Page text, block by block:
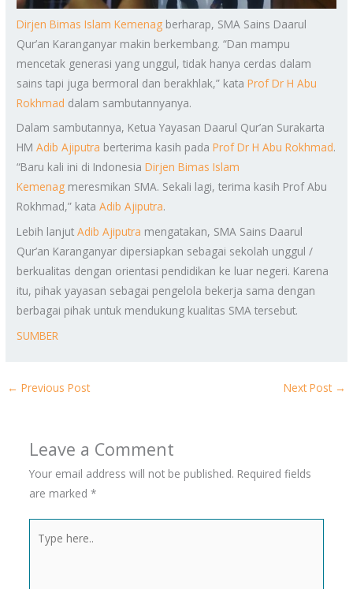
Dirjen Bimas Islam Kemenag berharap, SMA Sains Daarul
Qur’an Karanganyar makin berkembang. “Dan mampu
mencetak generasi yang unggul, tidak hanya cerdas dalam
sains tapi juga bermoral dan berakhlak,” kataProf Dr H Abu
Rokhmad dalam sambutannyanya.
Dalam sambutannya, Ketua Yayasan Daarul Qur’an Surakarta
HMAdib Ajiputra berterima kasih padaProf Dr H Abu Rokhmad.
“Baru kali ini di IndonesiaDirjen Bimas Islam
Kemenag meresmikan SMA. Sekali lagi, terima kasih Prof Abu
Rokhmad,” kataAdib Ajiputra.
Lebih lanjutAdib Ajiputra mengatakan, SMA Sains Daarul
Qur’an Karanganyar dipersiapkan sebagai sekolah unggul /
berkualitas dengan orientasi pendidikan ke luar negeri. Karena
itu, pihak yayasan sebagai pengelola bekerja sama dengan
berbagai pihak untuk mendukung kualitas SMA tersebut.
SUMBER
← Previous Post Next Post →
Leave a Comment
Your email address will not be published. Required fields
are marked *
here..